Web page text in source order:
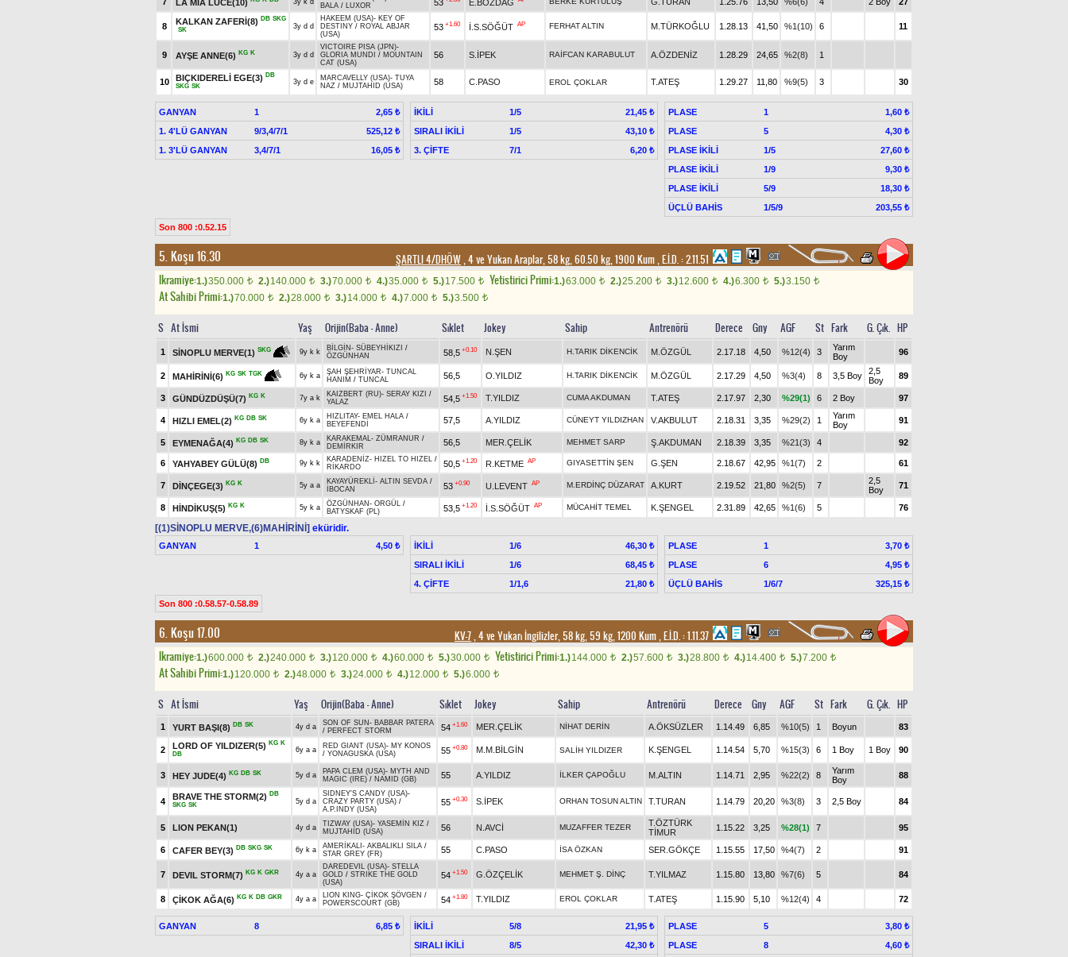
LA MIA LUCE(10) 3y k d
BALA / LUXOR 53 E.BOZDAĞ
8
KALKAN ZAFERİ(8) DB SKG
SK
3y d d
HAKEEM (USA)- KEY OF
DESTINY / ROYAL ABJAR
(USA)
53 +1.60 İ.S.SÖĞÜT AP FERHAT ALTIN M.TÜRKOĞLU 1.28.13 41,50 %1(10) 6 11
9 AYŞE ANNE(6) KG K 3y d d
VICTOIRE PISA (JPN)-
GLORIA MUNDI
/ MOUNTAIN
CAT (USA)
56 S.İPEK RAİFCAN KARABULUT A.ÖZDENİZ 1.28.29 24,65 %2(8) 1
10 BIÇKIDERELİ EGE(3) DB
SKG SK
3y d e MARCAVELLY (USA)- TUYA
NAZ / MUJTAHID (USA) 58 C.PASO EROL ÇOKLAR T.ATEŞ 1.29.27 11,80 %9(5) 3 30
GANYAN 1
2,65 ₺
1. 4'LÜ GANYAN
9/3,4/7/1
525,12 ₺
1. 3'LÜ GANYAN
3,4/7/1 16,05 ₺
İKİLİ 1/5
21,45 ₺
SIRALI İKİLİ
1/5
43,10 ₺
3. ÇİFTE
7/1 6,20 ₺
PLASE 1
1,60 ₺
PLASE
5
4,30 ₺
PLASE İKİLİ
1/5
27,60 ₺
PLASE İKİLİ
1/9
9,30 ₺
PLASE İKİLİ
5/9
18,30 ₺
ÜÇLÜ BAHİS
1/5/9 203,55 ₺
Son 800 :0.52.15
5. Koşu 16.30 ŞARTLI 4/DHÖW, 4 ve Yukarı Araplar, 58 kg, 60.50 kg, 1900 Kum,E.İ.D. :2.11.51
Ikramiye:1.)350.000 t 2.)140.000 t 3.)70.000 t 4.)35.000 t 5.)17.500 t Yetistirici Primi:1.)63.000 t 2.)25.200 t 3.)12.600 t 4.)6.300 t 5.)3.150 t
At Sahibi Primi:1.)70.000 t 2.)28.000 t 3.)14.000 t 4.)7.000 t 5.)3.500 t
S At İsmi Yaş Orijin(Baba - Anne) Sıklet Jokey Sahip Antrenörü Derece Gny AGF St Fark G. Çık. HP
1 SİNOPLU MERVE(1) SKG 9y k k BİLGİN - SÜBEYHİKIZI /
ÖZGÜNHAN
58,5 +0.10 N.ŞEN H.TARIK DİKENCİK M.ÖZGÜL 2.17.18 4,50 %12(4) 3
Yarım
Boy
96
2 MAHİRİNİ(6) KG SK TGK 6y k a ŞAH ŞEHRİYAR- TUNCAL
HANIM / TUNCAL 56,5 O.YILDIZ H.TARIK DİKENCİK M.ÖZGÜL 2.17.29 4,50 %3(4) 8 3,5 Boy
2,5
Boy
89
3 GÜNDÜZDÜŞÜ(7) KG K 7y a k KAIZBERT (RU)- SERAY KIZI /
YALAZ
54,5 +1.50 T.YILDIZ CUMA AKDUMAN T.ATEŞ 2.17.97 2,30 %29(1) 6 2 Boy 97
4 HIZLI EMEL(2) KG DB SK 6y k a HIZLITAY- EMEL HALA /
BEYEFENDİ
57,5 A.YILDIZ CÜNEYT YILDIZHAN V.AKBULUT 2.18.31 3,35 %29(2) 1
Yarım
Boy
91
5 EYMENAĞA(4) KG DB SK 8y k a KARAKEMAL- ZÜMRANUR /
DEMİRKIR
56,5 MER.ÇELİK MEHMET SARP Ş.AKDUMAN 2.18.39 3,35 %21(3) 4 92
6 YAHYABEY GÜLÜ(8) DB 9y k k KARADENİZ- HIZEL TO HIZEL /
RİKARDO
50,5 +1.20 R.KETME AP GIYASETTİN ŞEN G.ŞEN 2.18.67 42,95 %1(7) 2 61
7 DİNÇEGE(3) KG K 5y a a KAYAYÜREKLİ - ALTIN SEVDA /
İBOCAN
53 +0.90 U.LEVENT AP M.ERDİNÇ DÜZARAT A.KURT 2.19.52 21,80 %2(5) 7
2,5
Boy
71
8 HİNDİKUŞ(5) KG K 5y k a ÖZGÜNHAN - ORGÜL /
BATYSKAF (PL)
53,5 +1.20 İ.S.SÖĞÜT AP MÜCAHİT TEMEL K.ŞENGEL 2.31.89 42,65 %1(6) 5 76
[(1)SİNOPLU MERVE,(6)MAHİRİNİ] eküridir.
GANYAN 1 4,50 ₺ İKİLİ 1/6
46,30 ₺
SIRALI İKİLİ
1/6
68,45 ₺
4. ÇİFTE
1/1,6 21,80 ₺
PLASE 1
3,70 ₺
PLASE
6
4,95 ₺
ÜÇLÜ BAHİS
1/6/7 325,15 ₺
Son 800 :0.58.57-0.58.89
6. Koşu 17.00 KV-7, 4 ve Yukarı İngilizler, 58 kg, 59 kg, 1200 Kum,E.İ.D. :1.11.37
Ikramiye:1.)600.000 t 2.)240.000 t 3.)120.000 t 4.)60.000 t 5.)30.000 t Yetistirici Primi:1.)144.000 t 2.)57.600 t 3.)28.800 t 4.)14.400 t 5.)7.200 t
At Sahibi Primi:1.)120.000 t 2.)48.000 t 3.)24.000 t 4.)12.000 t 5.)6.000 t
S At İsmi Yaş Orijin(Baba - Anne) Sıklet Jokey Sahip Antrenörü Derece Gny AGF St Fark G. Çık. HP
1 YURT BAŞI(8) DB SK 4y d a SON OF SUN - BABBAR PATERA
/ PERFECT STORM 54 +1.60 MER.ÇELİK NİHAT DERİN A.ÖKSÜZLER 1.14.49 6,85 %10(5) 1 Boyun 83
2 LORD OF YILDIZER(5) KG K
DB
6y a a RED GIANT (USA)- MY KONOS
/ YONAGUSKA (USA) 55 +0.80 M.M.BİLGİN SALİH YILDIZER K.ŞENGEL 1.14.54 5,70 %15(3) 6 1 Boy 1 Boy 90
3 HEY JUDE(4) KG DB SK 5y d a PAPA CLEM (USA)- MYTH AND
MAGIC (IRE) / NAMID (GB) 55 A.YILDIZ İLKER ÇAPOĞLU M.ALTIN 1.14.71 2,95 %22(2) 8
Yarım
Boy
88
4
BRAVE THE STORM(2) DB
SKG SK 5y d a
SIDNEY'S CANDY (USA)-
CRAZY PARTY (USA) /
A.P.INDY (USA)
55 +0.30 S.İPEK ORHAN TOSUN ALTIN T.TURAN 1.14.79 20,20 %3(8) 3 2,5 Boy 84
5 LION PEKAN(1) 4y d a TIZWAY (USA)- YASEMİN KIZ /
MUJTAHID (USA)
56 N.AVCİ MUZAFFER TEZER
T.ÖZTÜRK
TİMUR
1.15.22 3,25 %28(1) 7 95
6 CAFER BEY(3) DB SKG SK 6y k a AMERİKALI - AKBALIKLI SILA /
STAR GREY (FR)
55 C.PASO İSA ÖZKAN SER.GÖKÇE 1.15.55 17,50 %4(7) 2 91
7 DEVIL STORM(7) KG K GKR 4y a a
DAREDEVIL (USA)- STELLA
GOLD / STRIKE THE GOLD
(USA)
54 +1.50 G.ÖZÇELİK MEHMET Ş. DİNÇ T.YILMAZ 1.15.80 13,80 %7(6) 5 84
8 ÇİKOK AĞA(6) KG K DB GKR 4y a a LION KING- ÇİKOK ŞÖVGEN /
POWERSCOURT (GB)
54 +1.80 T.YILDIZ EROL ÇOKLAR T.ATEŞ 1.15.90 5,10 %12(4) 4 72
GANYAN 8 6,85 ₺ İKİLİ 5/8
21,95 ₺
SIRALI İKİLİ
8/5 42,30 ₺
PLASE 5
3,80 ₺
PLASE
8 4,60 ₺